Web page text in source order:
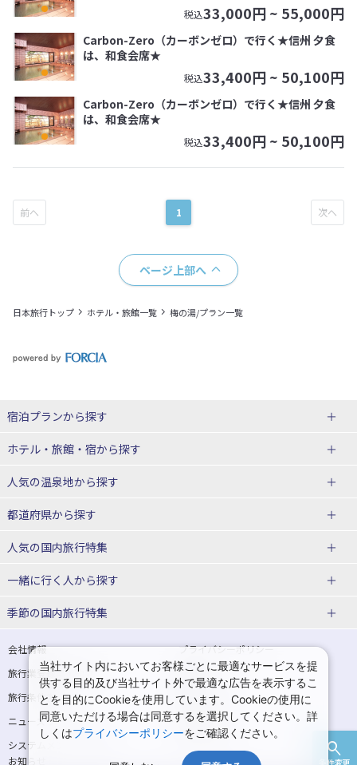
条件変更
税込33,000円 ~ 55,000円
Carbon-Zero（カーボンゼロ）で行く★信州 夕食
は、和食会席★
税込33,400円 ~ 50,100円
Carbon-Zero（カーボンゼロ）で行く★信州 夕食
は、和食会席★
税込33,400円 ~ 50,100円
1
ページ上部へ
日本旅行トップ ホテル・旅館一覧 梅の湯/プラン一覧
宿泊プランから探す
北海道
東北
青森県
宮城県
山形県
関東
埼玉県 千葉県
茨城県 栃木県
ホテル・旅館・宿から探す
北海道ホテル・旅館
青森県ホテル・旅館
宮城県ホテル・旅館
山形県ホテル・旅館
東京都ホテル・旅館 神奈川県ホテル・旅館
埼玉県ホテル・旅館 千葉県ホテル・旅館
茨城県ホテル・旅館 栃木県ホテル・旅館
人気の温泉地から探す
北海道
湯の川温泉(北海道)
十勝川温泉(北海道)
洞爺湖温泉(北海道)
層雲峡温泉(北海道)
東北
花巻温泉(岩手) 蔵王温泉(山形)
かみのやま温泉(山形) 鳴子温泉(宮城)
都道府県から探す
北海道旅行・ツアー
東北
青森旅行・ツアー 岩手旅行・ツアー
宮城旅行・ツアー 秋田旅行・ツアー
山形旅行・ツアー 福島旅行・ツアー
人気の国内旅行特集
東京ディズニーリゾート®への旅
ユニバーサル・スタジオ・ジャパ
一緒に行く人から探す
一人旅 国内版
カップル・夫婦旅行 国内版 女子旅 国内版
卒業旅行・学生旅行 国内版
季節の国内旅行特集
桜・お花見特集
ゴールデンウィーク（GW）の国内
旅行
夏休み・お盆の国内旅行 7月の国内旅行
8月の国内旅行 9月の国内旅行
10月の国内旅行 11月の国内旅行
会社情報
プライバシーポリシー
旅行業登録票・約款
規約集
旅行条件書
商標について
ニュースリリース
採用情報
システムメンテナンスの
お知らせ
当社サイト内においてお客様ごとに最適なサービスを提
供する目的及び当社サイト外で最適な広告を表示するこ
とを目的にCookieを使用しています。Cookieの使用に
同意いただける場合は同意するを選択してください。詳
しくはプライバシーポリシーをご確認ください。